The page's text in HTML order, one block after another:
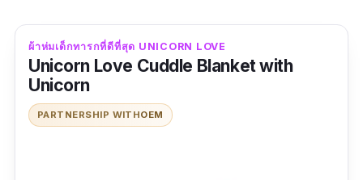
ผ้าห่มเด็กทารกที่ดีที่สุด UNICORN LOVE
Unicorn Love Cuddle Blanket with
Unicorn
PARTNERSHIP WITHOEM